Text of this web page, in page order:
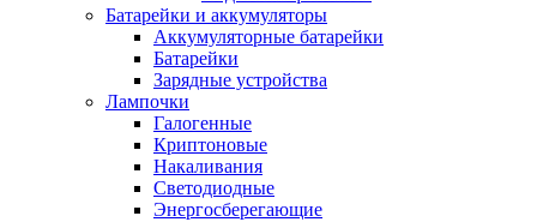
Батарейки и аккумуляторы
Аккумуляторные батарейки
Батарейки
Зарядные устройства
Лампочки
Галогенные
Криптоновые
Накаливания
Светодиодные
Энергосберегающие